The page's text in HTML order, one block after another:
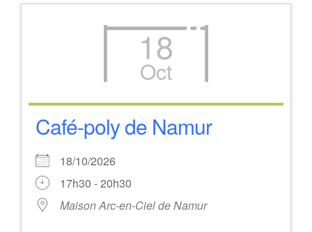
18
Oct
Café-poly de Namur
18/10/2026
17h30 - 20h30
Maison Arc-en-Ciel de Namur